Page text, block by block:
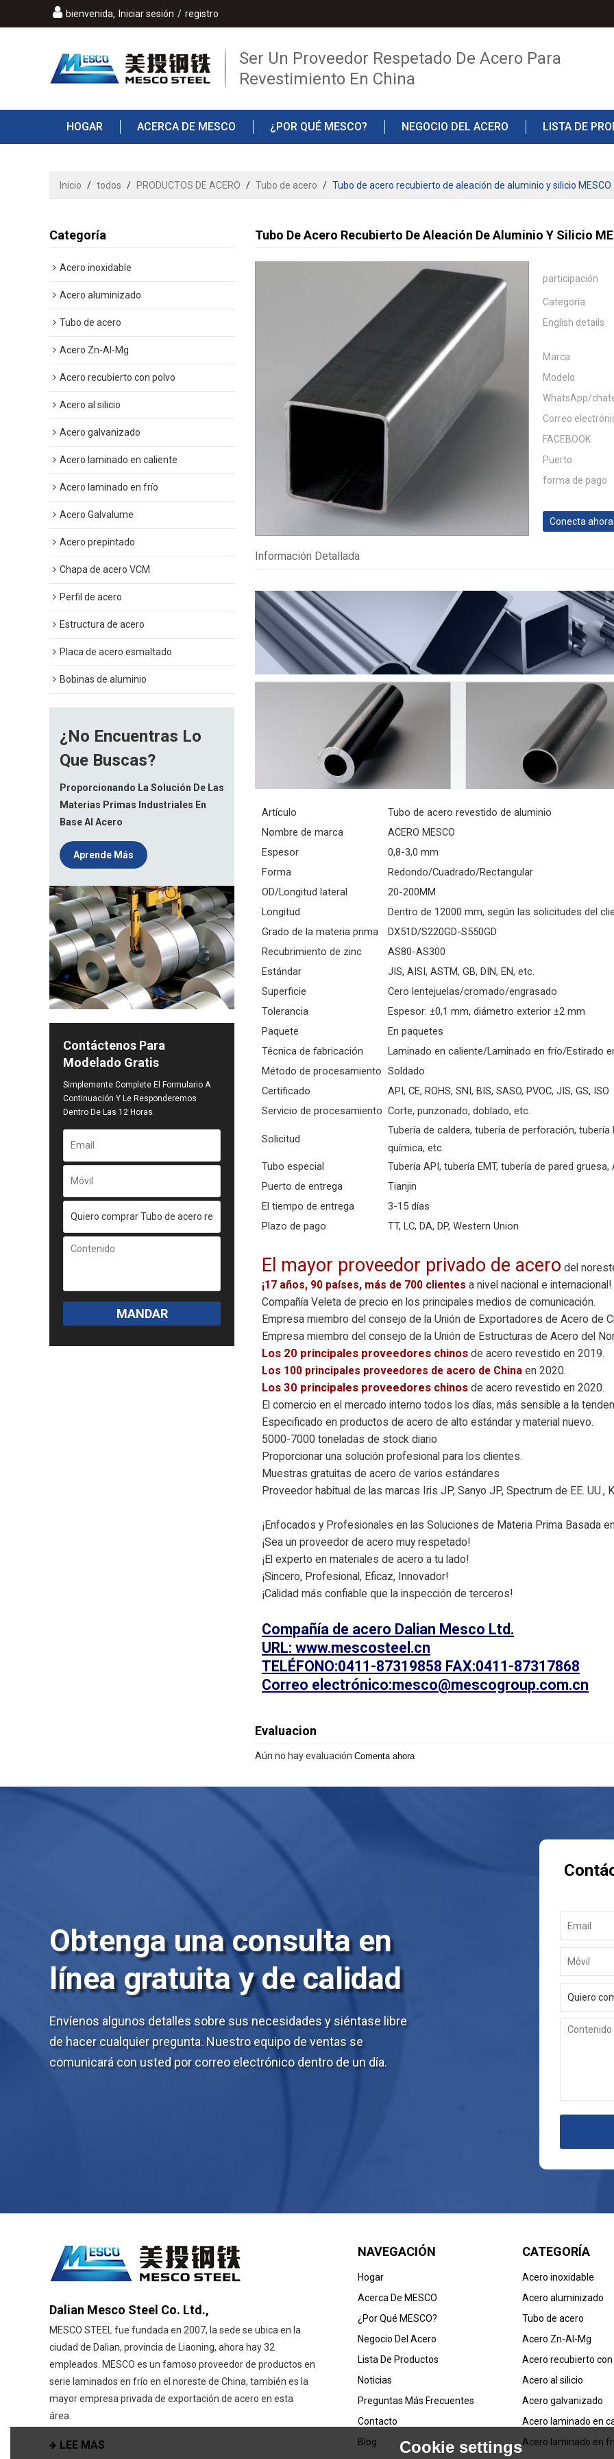
bienvenida, Iniciar sesión / registro
Ser Un Proveedor Respetado De Acero Para
Revestimiento En China
HOGAR ACERCA DE MESCO ¿POR QUÉ MESCO? NEGOCIO DEL ACERO LISTA DE
Inicio / todos / PRODUCTOS DE ACERO / Tubo de acero / Tubo de acero recubierto de aleación de aluminio y silicio MESCO
Categoría
Acero inoxidable
Acero aluminizado
Tubo de acero
Acero Zn-Al-Mg
Acero recubierto con polvo
Acero al silicio
Acero galvanizado
Acero laminado en caliente
Acero laminado en frío
Acero Galvalume
Acero prepintado
Chapa de acero VCM
Perfil de acero
Estructura de acero
Placa de acero esmaltado
Bobinas de aluminio
¿No Encuentras Lo
Que Buscas?
Proporcionando La Solución De Las
Materias Primas Industriales En
Base Al Acero
Aprende Más
Contáctenos Para
Modelado Gratis
Simplemente Complete El Formulario A
Continuación Y Le Responderemos
Dentro De Las 12 Horas.
MANDAR
Tubo De Acero Recubierto De Aleación De Aluminio Y Silicio
participación
Categoría
English details
Marca
Modelo
WhatsApp/
Correo
FACEBOOK
Puerto
forma de pago
Conecta ahora
Información Detallada
Artículo
Tubo de acero revestido de aluminio
Nombre de marca
ACERO MESCO
Espesor
0,8-3,0 mm
Forma
Redondo/Cuadrado/Rectangular
OD/Longitud lateral
20-200MM
Longitud
Dentro de 12000 mm, según las solicitudes del
Grado de la materia prima
DX51D/S220GD-S550GD
Recubrimiento de zinc
AS80-AS300
Estándar
JIS, AISI, ASTM, GB, DIN, EN, etc.
Superficie
Cero lentejuelas/cromado/engrasado
Tolerancia
Espesor: ±0,1 mm, diámetro exterior ±2 mm
Paquete
En paquetes
Técnica de fabricación
Laminado en caliente/Laminado en frío/Estirado
Método de procesamiento Soldado
Certificado
API, CE, ROHS, SNI, BIS, SASO, PVOC, JIS, GS, ISO
Servicio de procesamiento Corte, punzonado, doblado, etc.
Solicitud
Tubería de caldera, tubería de perforación,
química, etc.
Tubo especial
Tubería API, tubería EMT, tubería de pared gruesa,
Puerto de entrega
Tianjin
El tiempo de entrega
3-15 días
Plazo de pago
TT, LC, DA, DP, Western Union
El mayor proveedor privado de acero del
¡17 años, 90 países, más de 700 clientes a nivel nacional e
Compañía Veleta de precio en los principales medios de comunicación.
Empresa miembro del consejo de la Unión de Exportadores de Acero de
Empresa miembro del consejo de la Unión de Estructuras de Acero del
Los 20 principales proveedores chinos de acero revestido en 2019.
Los 100 principales proveedores de acero de China en 2020.
Los 30 principales proveedores chinos de acero revestido en 2020.
El comercio en el mercado interno todos los días, más sensible a la
Especificado en productos de acero de alto estándar y material nuevo.
5000-7000 toneladas de stock diario
Proporcionar una solución profesional para los clientes.
Muestras gratuitas de acero de varios estándares
Proveedor habitual de las marcas Iris JP, Sanyo JP, Spectrum de EE. UU.,
¡Enfocados y Profesionales en las Soluciones de Materia Prima Basada
¡Sea un proveedor de acero muy respetado!
¡El experto en materiales de acero a tu lado!
¡Sincero, Profesional, Eficaz, Innovador!
¡Calidad más confiable que la inspección de terceros!
Compañía de acero Dalian Mesco Ltd.
URL: www.mescosteel.cn
TELÉFONO:0411-87319858 FAX:0411-87317868
Correo electrónico:mesco@mescogroup.com.cn
Evaluacion
Aún no hay evaluación Comenta ahora
Obtenga una consulta en
línea gratuita y de calidad
Envíenos algunos detalles sobre sus necesidades y siéntase libre
de hacer cualquier pregunta. Nuestro equipo de ventas se
comunicará con usted por correo electrónico dentro de un día.
Dalian Mesco Steel Co. Ltd.,
MESCO STEEL fue fundada en 2007, la sede se ubica en la
ciudad de Dalian, provincia de Liaoning, ahora hay 32
empleados. MESCO es un famoso proveedor de productos en
serie laminados en frío en el noreste de China, también es la
mayor empresa privada de exportación de acero en esta
área.
LEE MAS
NAVEGACIÓN
Hogar
Acerca De MESCO
¿Por Qué MESCO?
Negocio Del Acero
Lista De Productos
Noticias
Preguntas Más Frecuentes
Contacto
Blog
CATEGORÍA
Acero inoxidable
Acero aluminizado
Tubo de acero
Acero Zn-Al-Mg
Acero recubierto
Acero al silicio
Acero galvanizado
Acero laminado en
Acero laminado en
Cookie settings